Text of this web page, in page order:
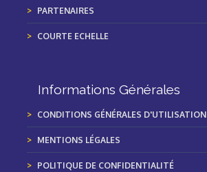
PARTENAIRES
COURTE ECHELLE
Informations Générales
CONDITIONS GÉNÉRALES D'UTILISATION
MENTIONS LÉGALES
POLITIQUE DE CONFIDENTIALITÉ